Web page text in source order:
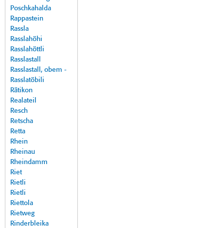
Poschkahalda
Rappastein
Rassla
Rasslahöhi
Rasslahöttli
Rasslastall
Rasslastall, obem -
Rasslatöbili
Rätikon
Realateil
Resch
Retscha
Retta
Rhein
Rheinau
Rheindamm
Riet
Rietli
Rietli
Riettola
Rietweg
Rinderbleika